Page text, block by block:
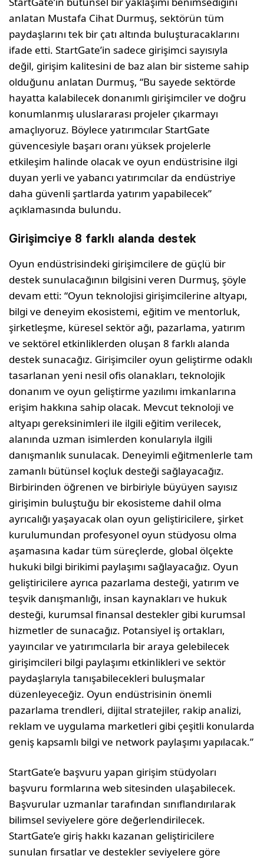
anlatan Mustafa Cihat Durmuş, sektörün tüm
paydaşlarını tek bir çatı altında buluşturacaklarını
ifade etti. StartGate’in sadece girişimci sayısıyla
değil, girişim kalitesini de baz alan bir sisteme sahip
olduğunu anlatan Durmuş, “Bu sayede sektörde
hayatta kalabilecek donanımlı girişimciler ve doğru
konumlanmış uluslararası projeler çıkarmayı
amaçlıyoruz. Böylece yatırımcılar StartGate
güvencesiyle başarı oranı yüksek projelerle
etkileşim halinde olacak ve oyun endüstrisine ilgi
duyan yerli ve yabancı yatırımcılar da endüstriye
daha güvenli şartlarda yatırım yapabilecek”
açıklamasında bulundu.
Girişimciye 8 farklı alanda destek
Oyun endüstrisindeki girişimcilere de güçlü bir
destek sunulacağının bilgisini veren Durmuş, şöyle
devam etti: “Oyun teknolojisi girişimcilerine altyapı,
bilgi ve deneyim ekosistemi, eğitim ve mentorluk,
şirketleşme, küresel sektör ağı, pazarlama, yatırım
ve sektörel etkinliklerden oluşan 8 farklı alanda
destek sunacağız. Girişimciler oyun geliştirme odaklı
tasarlanan yeni nesil ofis olanakları, teknolojik
donanım ve oyun geliştirme yazılımı imkanlarına
erişim hakkına sahip olacak. Mevcut teknoloji ve
altyapı gereksinimleri ile ilgili eğitim verilecek,
alanında uzman isimlerden konularıyla ilgili
danışmanlık sunulacak. Deneyimli eğitmenlerle tam
zamanlı bütünsel koçluk desteği sağlayacağız.
Birbirinden öğrenen ve birbiriyle büyüyen sayısız
girişimin buluştuğu bir ekosisteme dahil olma
ayrıcalığı yaşayacak olan oyun geliştiricilere, şirket
kurulumundan profesyonel oyun stüdyosu olma
aşamasına kadar tüm süreçlerde, global ölçekte
hukuki bilgi birikimi paylaşımı sağlayacağız. Oyun
geliştiricilere ayrıca pazarlama desteği, yatırım ve
teşvik danışmanlığı, insan kaynakları ve hukuk
desteği, kurumsal finansal destekler gibi kurumsal
hizmetler de sunacağız. Potansiyel iş ortakları,
yayıncılar ve yatırımcılarla bir araya gelebilecek
girişimcileri bilgi paylaşımı etkinlikleri ve sektör
paydaşlarıyla tanışabilecekleri buluşmalar
düzenleyeceğiz. Oyun endüstrisinin önemli
pazarlama trendleri, dijital stratejiler, rakip analizi,
reklam ve uygulama marketleri gibi çeşitli konularda
geniş kapsamlı bilgi ve network paylaşımı yapılacak.”
StartGate’e başvuru yapan girişim stüdyoları
başvuru formlarına web sitesinden ulaşabilecek.
Başvurular uzmanlar tarafından sınıflandırılarak
bilimsel seviyelere göre değerlendirilecek.
StartGate’e giriş hakkı kazanan geliştiricilere
sunulan fırsatlar ve destekler seviyelere göre